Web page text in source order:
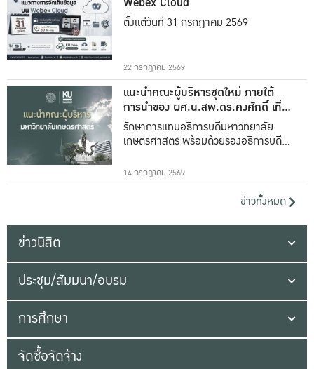
ตั้งแต่วันที่ 31 กรกฎาคม 2569
22 กรกฎาคม 2569
แนะนำคณะผู้บริหารชุดใหม่ ภายใต้
การนำของ ผศ.น.สพ.ดร.คงศักดิ์ เที่ยง
ธรรม
รักษาการแทนอธิการบดีมหาวิทยาลัย
เกษตรศาสตร์ พร้อมด้วยรองอธิการบดีทั้ง
14 กรกฎาคม 2569
ข่าวทั้งหมด
ข่าวนิสิต
ประชุม/สัมมนา/อบรม
การศึกษา
จัดซื้อจัดจ้าง